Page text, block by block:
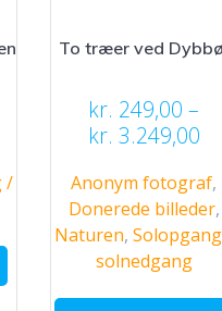
3.249,00
/
Dette
To træer ved
kr. 249,00 –
kr. 3.249,00
til
Anonym fotograf,
Donerede billeder,
Naturen,
solnedgang